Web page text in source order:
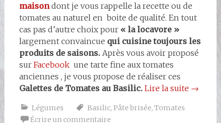
maisondont je vous rappelle la recette ou de
tomates au naturel en boite de qualité. En tout
cas pas d’autre choix pour« la locavore »
largement convaincue qui cuisine toujours les
produits de saisons. Après vous avoir proposé
sur Facebookune tarte fine aux tomates
anciennes , je vous propose de réaliser ces
Galettes de Tomates au Basilic. Lire la suite →
Légumes Basilic, Pâte brisée, Tomates
Écrire un commentaire